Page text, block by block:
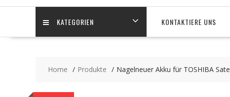
KATEGORIEN KONTAKTIERE UNS
Home Produkte Nagelneuer Akku für TOSHIBA